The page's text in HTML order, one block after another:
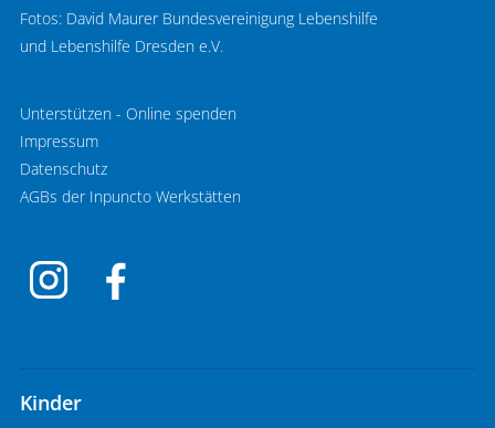
Fotos: David Maurer Bundesvereinigung Lebenshilfe
und Lebenshilfe Dresden e.V.
Unterstützen - Online spenden
Impressum
Datenschutz
AGBs der Inpuncto Werkstätten
Kinder